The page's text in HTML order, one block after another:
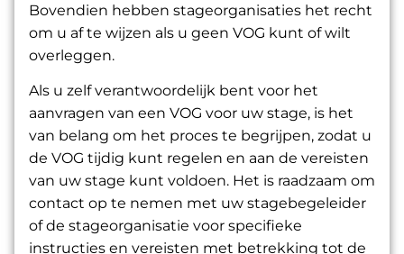
Bovendien hebben stageorganisaties het recht
om u af te wijzen als u geen VOG kunt of wilt
overleggen.
Als u zelf verantwoordelijk bent voor het
aanvragen van een VOG voor uw stage, is het
van belang om het proces te begrijpen, zodat u
de VOG tijdig kunt regelen en aan de vereisten
van uw stage kunt voldoen. Het is raadzaam om
contact op te nemen met uw stagebegeleider
of de stageorganisatie voor specifieke
instructies en vereisten met betrekking tot de